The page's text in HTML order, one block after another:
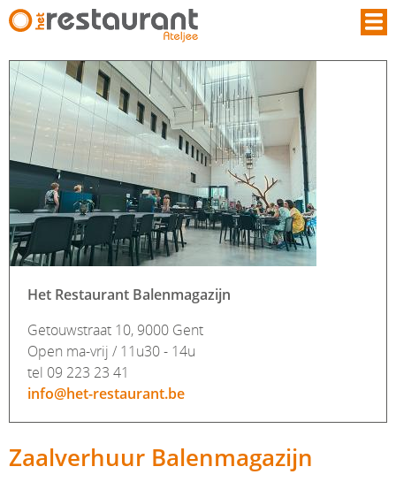
Overslaan en naar de inhoud gaan
Het Restaurant Balenmagazijn
Getouwstraat 10, 9000 Gent
Open ma-vrij / 11u30 - 14u
tel 09 223 23 41
info@het-restaurant.be
Zaalverhuur Balenmagazijn